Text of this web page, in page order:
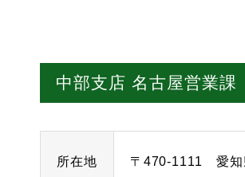
中部支店 名古屋営業課
所在地 〒470-1111 愛知